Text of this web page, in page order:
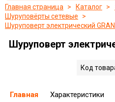
Главная страница
Каталог
Шуруповёрты сетевые
Шуруповерт электрический
Шуруповерт
Код
Главная Характеристики